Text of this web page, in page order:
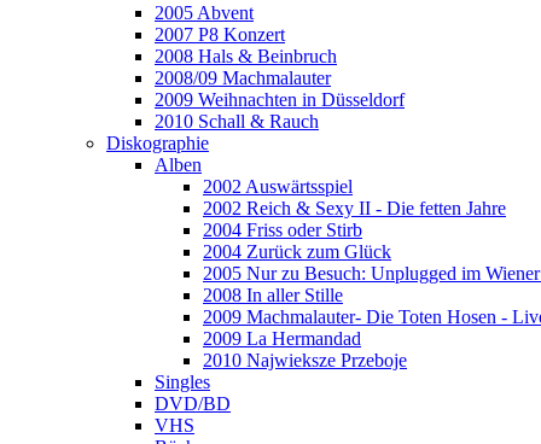
2005 Abvent
2007 P8 Konzert
2008 Hals & Beinbruch
2008/09 Machmalauter
2009 Weihnachten in Düsseldorf
2010 Schall & Rauch
Diskographie
Alben
2002 Auswärtsspiel
2002 Reich & Sexy II - Die fetten Jahre
2004 Friss oder Stirb
2004 Zurück zum Glück
2005 Nur zu Besuch: Unplugged im
2008 In aller Stille
2009 Machmalauter- Die Toten Hosen -
2009 La Hermandad
2010 Najwieksze Przeboje
Singles
DVD/BD
VHS